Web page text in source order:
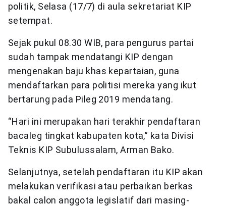
politik, Selasa (17/7) di aula sekretariat KIP
setempat.
Sejak pukul 08.30 WIB, para pengurus partai
sudah tampak mendatangi KIP dengan
mengenakan baju khas kepartaian, guna
mendaftarkan para politisi mereka yang ikut
bertarung pada Pileg 2019 mendatang.
“Hari ini merupakan hari terakhir pendaftaran
bacaleg tingkat kabupaten kota,” kata Divisi
Teknis KIP Subulussalam, Arman Bako.
Selanjutnya, setelah pendaftaran itu KIP akan
melakukan verifikasi atau perbaikan berkas
bakal calon anggota legislatif dari masing-